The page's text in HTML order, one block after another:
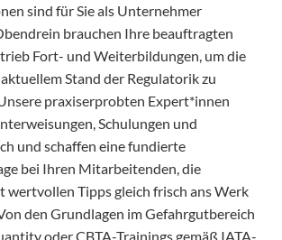
sind für Sie als Unternehmer
brauchen Ihre beauftragten
Fort- und Weiterbildungen, um die
Stand der Regulatorik zu
praxiserprobten Expert*innen
Schulungen und
und schaffen eine fundierte
bei Ihren Mitarbeitenden, die
wertvollen Tipps gleich frisch ans Werk
den Grundlagen im Gefahrgutbereich
oder CBTA-Trainings gemäß IATA-